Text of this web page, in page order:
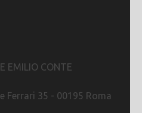
EMILIO CONTE
Ferrari 35 - 00195 Roma